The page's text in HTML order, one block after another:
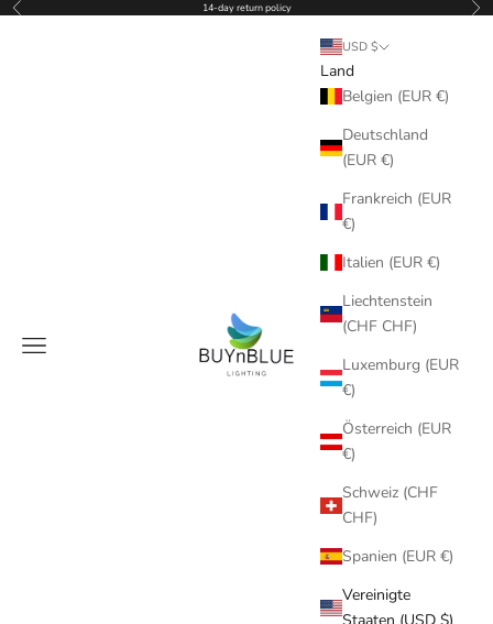
Zum Inhalt springen
Zurück 14-day return policy Vor
BUYnBLUE
Menü
USD $
Land
Belgien (EUR €)
Deutschland
(EUR €)
Frankreich (EUR
€)
Italien (EUR €)
Liechtenstein
(CHF CHF)
Luxemburg (EUR
€)
Österreich (EUR
€)
Schweiz (CHF
CHF)
Spanien (EUR €)
Vereinigte